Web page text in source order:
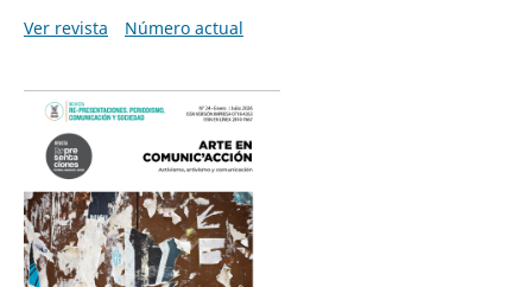
Ver revista
Número actual